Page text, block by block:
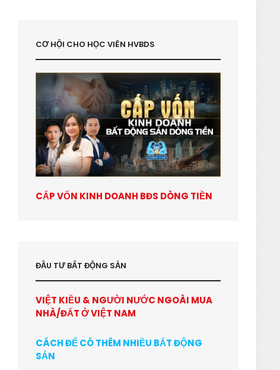
CƠ HỘI CHO HỌC VIÊN HVBDS
CẤP VỐN KINH DOANH BĐS DÒNG TIỀN
ĐẦU TƯ BẤT ĐỘNG SẢN
VIỆT KIỀU & NGƯỜI NƯỚC NGOÀI MUA
NHÀ/ĐẤT Ở VIỆT NAM
CÁCH ĐỂ CÓ THÊM NHIỀU BẤT ĐỘNG
SẢN